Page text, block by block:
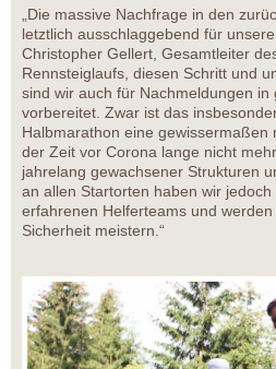
„Die massive Nachfrage in den
letztlich ausschlaggebend für
Christopher Gellert, Gesamtleiter
Rennsteiglaufs, diesen Schritt und
sind wir auch für Nachmeldungen
vorbereitet. Zwar ist das
Halbmarathon eine gewissermaßen
der Zeit vor Corona lange nicht
jahrelang gewachsener Strukturen
an allen Startorten haben wir
erfahrenen Helferteams und
Sicherheit meistern.“